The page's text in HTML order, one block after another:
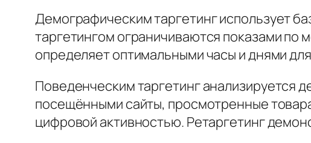
Демографическим таргетинг использует
таргетингом ограничиваются показами
определяет оптимальными часы и днями
Поведенческим таргетинг анализируется
посещёнными сайты, просмотренные
цифровой активностью. Ретаргетинг